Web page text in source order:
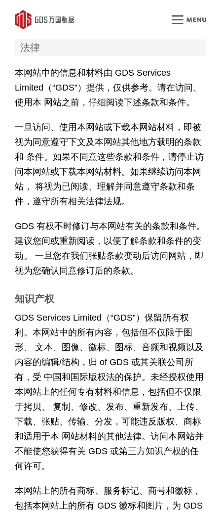
法律
本网站中的信息和材料由 GDS Services
Limited（“GDS”）提供，仅供参考。请在访问、
使用本 网站之前，仔细阅读下述条款和条件。
一旦访问、使用本网站或下载本网站材料，即被
视为同意遵守下文及本网站其他地方载明的条款
和 条件。如果不同意这些条款和条件，请停止访
问本网站或下载本网站材料。如果继续访问本网
站， 将视为已阅读、理解并同意遵守条款和条
件，遵守所有相关法律法规。
GDS 有权不时修订与本网站有关的条款和条件。
建议您间或重新阅读，以便了解条款和条件的变
动。 一旦您在我们张贴条款变动后访问网站，即
视为您确认同意修订后的条款。
知识产权
GDS Services Limited（“GDS”）保留所有权
利。本网站中的所有内容，包括但不仅限于图
形、 文本、图像、徽标、图标、音频和视频以及
内容的编辑/结构，归 of GDS 或其关联公司所
有，受 中国和国际版权法的保护。未经授权使用
本网站上的任何专有材料和信息，包括但不仅限
于拷贝、 复制、修改、发布、重新发布、上传、
下载、张贴、传输、分发，可能违反版权、商标
和适用于本 网站材料的其他法律。访问本网站并
不能使您获得有关 GDS 或第三方知识产权的任
何许可。
本网站上的所有商标、服务标记、商号和徽标，
包括本网站上的所有 GDS 徽标和图片，为 GDS